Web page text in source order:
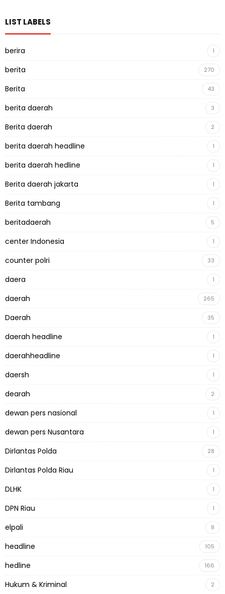
LIST LABELS
berira 1
berita 270
Berita 43
berita daerah 3
Berita daerah 2
berita daerah headline 1
berita daerah hedline 1
Berita daerah jakarta 1
Berita tambang 1
beritadaerah 5
center Indonesia 1
counter polri 33
daera 1
daerah 265
Daerah 35
daerah headline 1
daerahheadline 1
daersh 1
dearah 2
dewan pers nasional 1
dewan pers Nusantara 1
Dirlantas Polda 28
Dirlantas Polda Riau 1
DLHK 1
DPN Riau 1
elpali 8
headline 105
hedline 166
Hukum & Kriminal 2